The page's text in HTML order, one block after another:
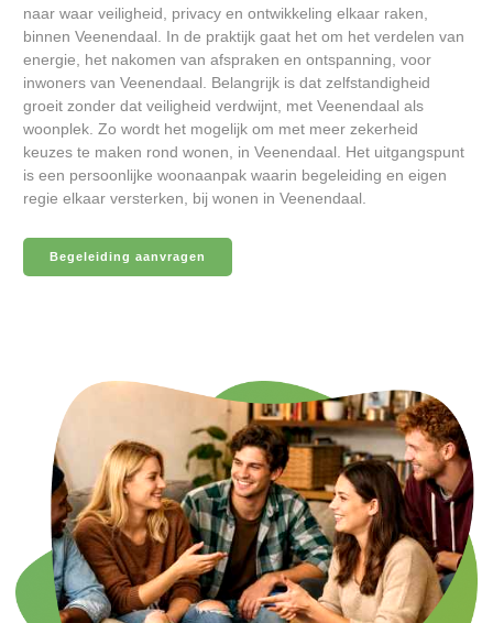
naar waar veiligheid, privacy en ontwikkeling elkaar raken,
binnen Veenendaal. In de praktijk gaat het om het verdelen van
energie, het nakomen van afspraken en ontspanning, voor
inwoners van Veenendaal. Belangrijk is dat zelfstandigheid
groeit zonder dat veiligheid verdwijnt, met Veenendaal als
woonplek. Zo wordt het mogelijk om met meer zekerheid
keuzes te maken rond wonen, in Veenendaal. Het uitgangspunt
is een persoonlijke woonaanpak waarin begeleiding en eigen
regie elkaar versterken, bij wonen in Veenendaal.
Begeleiding aanvragen